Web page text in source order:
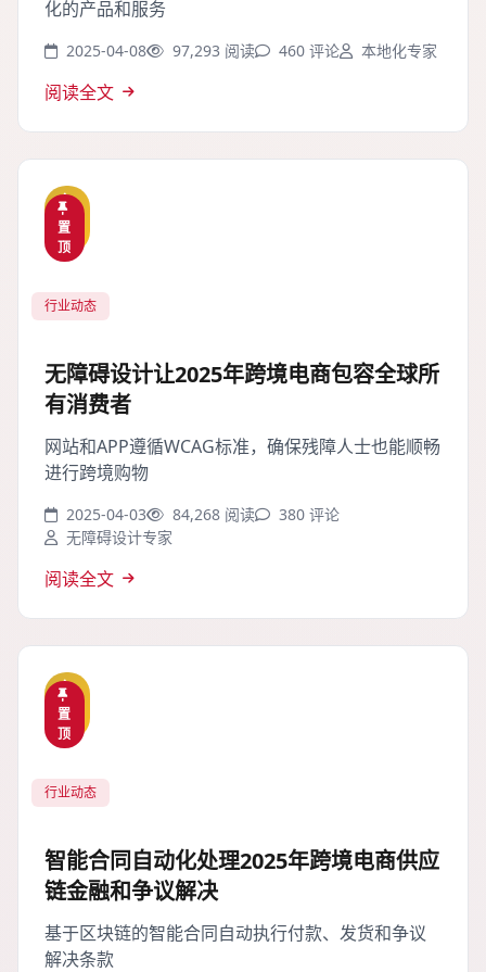
化的产品和服务
2025-04-08 97,293 阅读 460 评论 本地化专家
阅读全文
精
选
置
顶
行业动态
无障碍设计让2025年跨境电商包容全球所
有消费者
网站和APP遵循WCAG标准，确保残障人士也能顺畅
进行跨境购物
2025-04-03 84,268 阅读
380 评论
无障碍设计专家
阅读全文
精
选
置
顶
行业动态
智能合同自动化处理2025年跨境电商供应
链金融和争议解决
基于区块链的智能合同自动执行付款、发货和争议
解决条款